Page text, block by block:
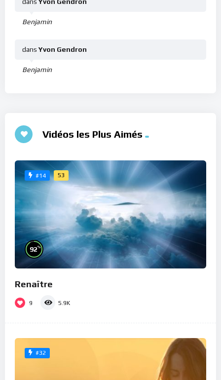
Benjamin
dans Yvon Gendron
Benjamin
dans Yvon Gendron
Vidéos les Plus Aimés
#14 53
92%
Renaître
9 5.9K
#32